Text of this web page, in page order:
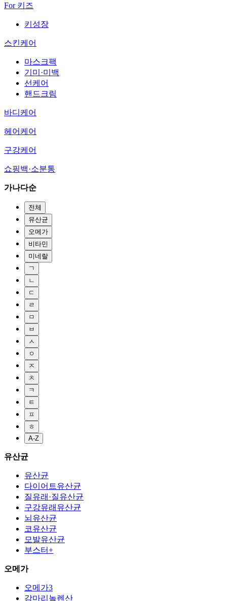
For 키즈
키성장
스킨케어
마스크팩
기미·미백
선케어
핸드크림
바디케어
헤어케어
구강케어
쇼핑백·소분통
가나다순
전체
유산균
오메가
비타민
미네랄
ㄱ
ㄴ
ㄷ
ㄹ
ㅁ
ㅂ
ㅅ
ㅇ
ㅈ
ㅊ
ㅋ
ㅌ
ㅍ
ㅎ
A-Z
유산균
유산균
다이어트유산균
질유래·질유산균
구강유래유산균
뇌유산균
코유산균
모발유산균
부스터+
오메가
오메가3
감마리놀렌산